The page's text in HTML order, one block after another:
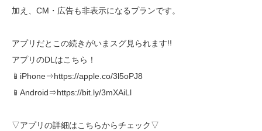
加え、CM・広告も非表示になるプランです。
アプリだとこの続きがいまスグ見られます!!
アプリのDLはこちら！
📱iPhone⇒https://apple.co/3l5oPJ8
📱Android⇒https://bit.ly/3mXAiLl
▽アプリの詳細はこちらからチェック▽